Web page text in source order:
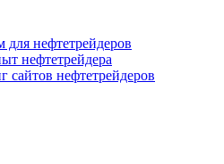
для нефтетрейдеров
нефтетрейдера
сайтов нефтетрейдеров